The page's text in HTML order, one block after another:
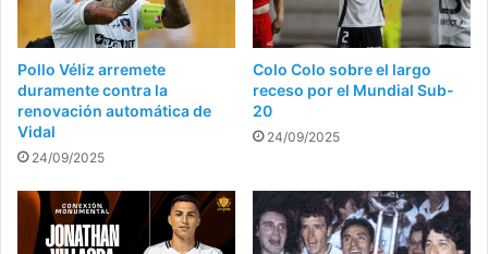
Pollo Véliz arremete
duramente contra la
renovación automática de
Vidal
24/09/2025
Colo Colo sobre el largo
receso por el Mundial Sub-
20
24/09/2025